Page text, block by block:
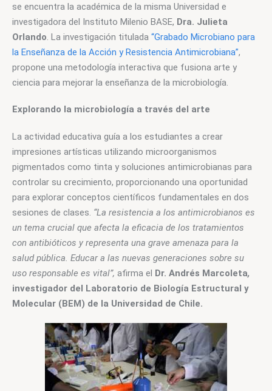
se encuentra la académica de la misma Universidad e
investigadora del Instituto Milenio BASE, Dra. Julieta
Orlando. La investigación titulada “Grabado Microbiano para
la Enseñanza de la Acción y Resistencia Antimicrobiana”,
propone una metodología interactiva que fusiona arte y
ciencia para mejorar la enseñanza de la microbiología.
Explorando la microbiología a través del arte
La actividad educativa guía a los estudiantes a crear
impresiones artísticas utilizando microorganismos
pigmentados como tinta y soluciones antimicrobianas para
controlar su crecimiento, proporcionando una oportunidad
para explorar conceptos científicos fundamentales en dos
sesiones de clases. “La resistencia a los antimicrobianos es
un tema crucial que afecta la eficacia de los tratamientos
con antibióticos y representa una grave amenaza para la
salud pública. Educar a las nuevas generaciones sobre su
uso responsable es vital”, afirma el Dr. Andrés Marcoleta,
investigador del Laboratorio de Biología Estructural y
Molecular (BEM) de la Universidad de Chile.